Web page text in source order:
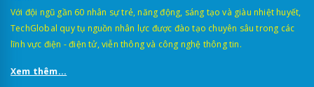
Với đội ngũ gần 60 nhân sự trẻ, năng động, sáng tạo và giàu nhiệt huyết,
TechGlobal quy tụ nguồn nhân lực được đào tạo chuyên sâu trong các
lĩnh vực điện - điện tử, viễn thông và công nghệ thông tin.
Xem thêm...